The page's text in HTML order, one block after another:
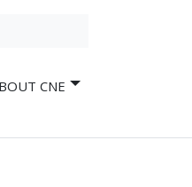
CNE